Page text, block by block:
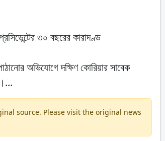
৩০ বছরের কারাদণ্ড
অভিযোগে দক্ষিণ কোরিয়ার সাবেক
source. Please visit the original news